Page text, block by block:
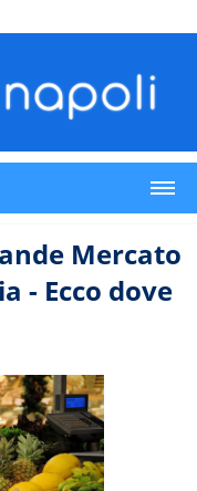
Mercato
- Ecco dove